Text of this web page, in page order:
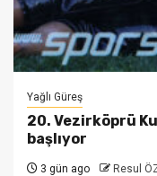
Yağlı Güreş
20. Vezirköprü
başlıyor
3 gün ago Resul